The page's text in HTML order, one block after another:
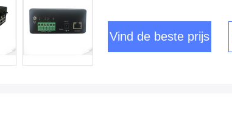
Vind de beste prijs